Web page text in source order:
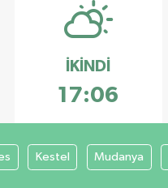
İKINDI
17:06
Kestel Mudanya